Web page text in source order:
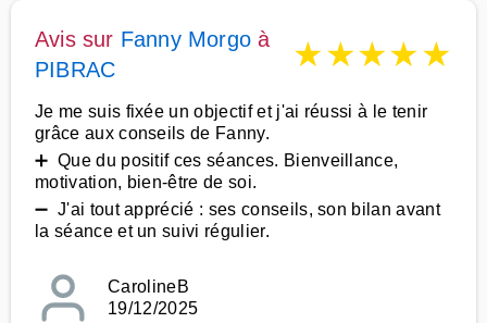
Avis sur Fanny Morgo à
PIBRAC
★★★★★
Je me suis fixée un objectif et j'ai réussi à le tenir
grâce aux conseils de Fanny.
➕ Que du positif ces séances. Bienveillance,
motivation, bien-être de soi.
➖ J'ai tout apprécié : ses conseils, son bilan avant
la séance et un suivi régulier.
CarolineB
19/12/2025